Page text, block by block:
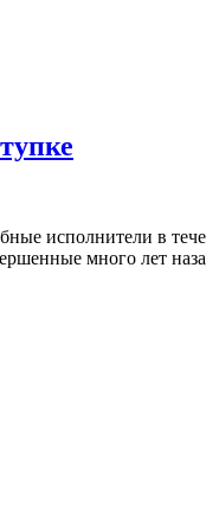
исполнители в
много лет